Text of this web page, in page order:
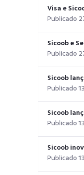
Visa e
Publicado
Sicoob e
Publicado
Sicoob
Publicado
Sicoob
Publicado
Sicoob
Publicado